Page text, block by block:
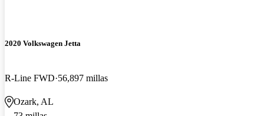
2020 Volkswagen Jetta
R-Line FWD 56,897 millas
Ozark, AL